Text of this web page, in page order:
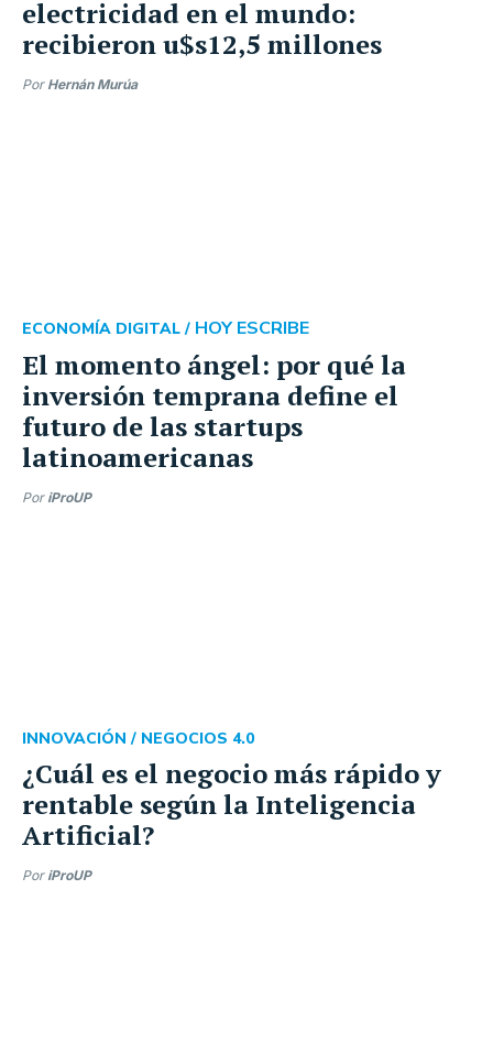
electricidad en el mundo:
recibieron u$s12,5 millones
Por Hernán Murúa
El momento ángel: por qué la
inversión temprana define el
futuro de las startups
latinoamericanas
ECONOMÍA DIGITAL / HOY ESCRIBE
Por iProUP
¿Cuál es el negocio más rápido y
rentable según la Inteligencia
Artificial?
INNOVACIÓN / NEGOCIOS 4.0
Por iProUP